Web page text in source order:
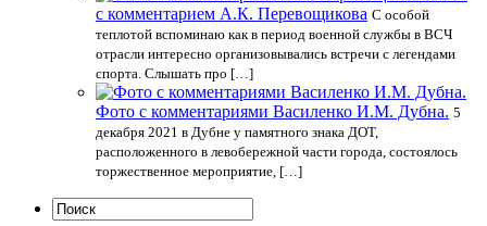
с комментарием А.К. Перевощикова С особой
теплотой вспоминаю как в период военной службы в ВСЧ
отрасли интересно организовывались встречи с легендами
спорта. Слышать про […]
Фото с комментариями Василенко И.М. Дубна. 5
декабря 2021 в Дубне у памятного знака ДОТ,
расположенного в левобережной части города, состоялось
торжественное мероприятие, […]